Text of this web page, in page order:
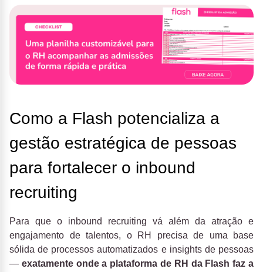
Como a Flash potencializa a
gestão estratégica de pessoas
para fortalecer o inbound
recruiting
Para que o inbound recruiting vá além da atração e
engajamento de talentos, o RH precisa de uma base
sólida de processos automatizados e insights de pessoas
— exatamente onde a plataforma de RH da Flash faz a